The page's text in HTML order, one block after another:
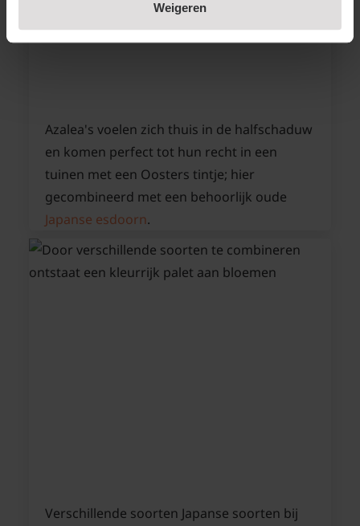
Weigeren
Azalea's voelen zich thuis in de halfschaduw
en komen perfect tot hun recht in een
tuinen met een Oosters tintje; hier
gecombineerd met een behoorlijk oude
Japanse esdoorn.
Verschillende soorten Japanse soorten bij